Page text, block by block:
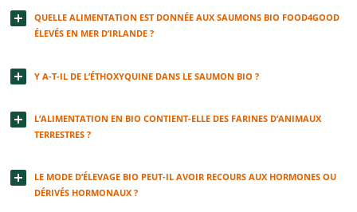
QUELLE ALIMENTATION EST DONNÉE AUX SAUMONS BIO FOOD4GOOD
ÉLEVÉS EN MER D’IRLANDE ?
Y A-T-IL DE L’ÉTHOXYQUINE DANS LE SAUMON BIO ?
L’ALIMENTATION EN BIO CONTIENT-ELLE DES FARINES D’ANIMAUX
TERRESTRES ?
LE MODE D’ÉLEVAGE BIO PEUT-IL AVOIR RECOURS AUX HORMONES OU
DÉRIVÉS HORMONAUX ?